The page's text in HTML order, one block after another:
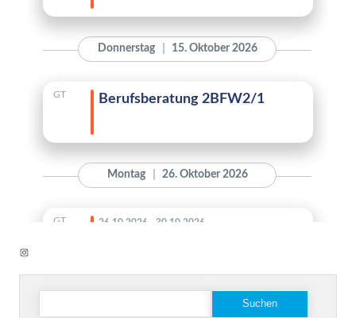
Instagram
Suchen